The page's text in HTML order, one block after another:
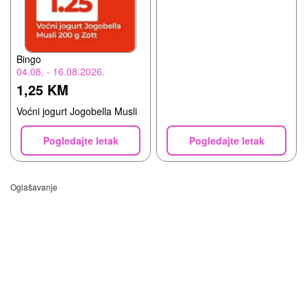
Bingo
04.08. - 16.08.2026.
1,25 KM
Voćni jogurt Jogobella Musli
Pogledajte letak Pogledajte letak
Oglašavanje